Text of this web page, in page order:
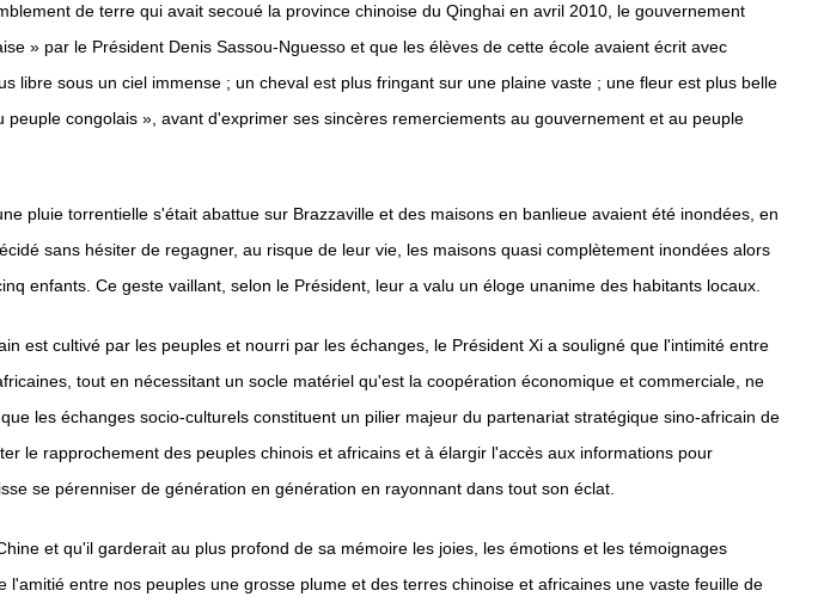
de terre qui avait secoué la province chinoise du Qinghai en avril 2010, le gouvernement
» par le Président Denis Sassou-Nguesso et que les élèves de cette école avaient écrit avec
sous un ciel immense ; un cheval est plus fringant sur une plaine vaste ; une fleur est plus belle
congolais », avant d'exprimer ses sincères remerciements au gouvernement et au peuple
pluie torrentielle s'était abattue sur Brazzaville et des maisons en banlieue avaient été inondées, en
sans hésiter de regagner, au risque de leur vie, les maisons quasi complètement inondées alors
enfants. Ce geste vaillant, selon le Président, leur a valu un éloge unanime des habitants locaux.
est cultivé par les peuples et nourri par les échanges, le Président Xi a souligné que l'intimité entre
tout en nécessitant un socle matériel qu'est la coopération économique et commerciale, ne
les échanges socio-culturels constituent un pilier majeur du partenariat stratégique sino-africain de
le rapprochement des peuples chinois et africains et à élargir l'accès aux informations pour
se pérenniser de génération en génération en rayonnant dans tout son éclat.
et qu'il garderait au plus profond de sa mémoire les joies, les émotions et les témoignages
entre nos peuples une grosse plume et des terres chinoise et africaines une vaste feuille de